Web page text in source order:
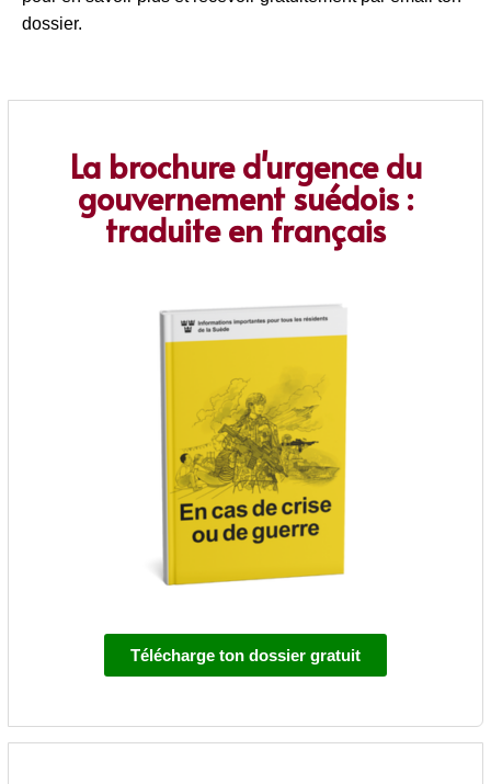
dossier.
La brochure d'urgence du
gouvernement suédois :
traduite en français
Télécharge ton dossier gratuit